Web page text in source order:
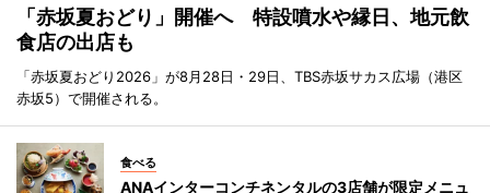
「赤坂夏おどり」開催へ 特設噴水や縁日、地元飲
食店の出店も
「赤坂夏おどり2026」が8月28日・29日、TBS赤坂サカス広場（港区
赤坂5）で開催される。
食べる
ANAインターコンチネンタルの3店舗が限定メニュ